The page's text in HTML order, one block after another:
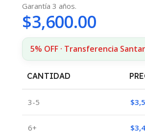
Garantía 3 años.
$3,600.00
5% OFF · Transferencia
CANTIDAD
3-5 $
6+ $